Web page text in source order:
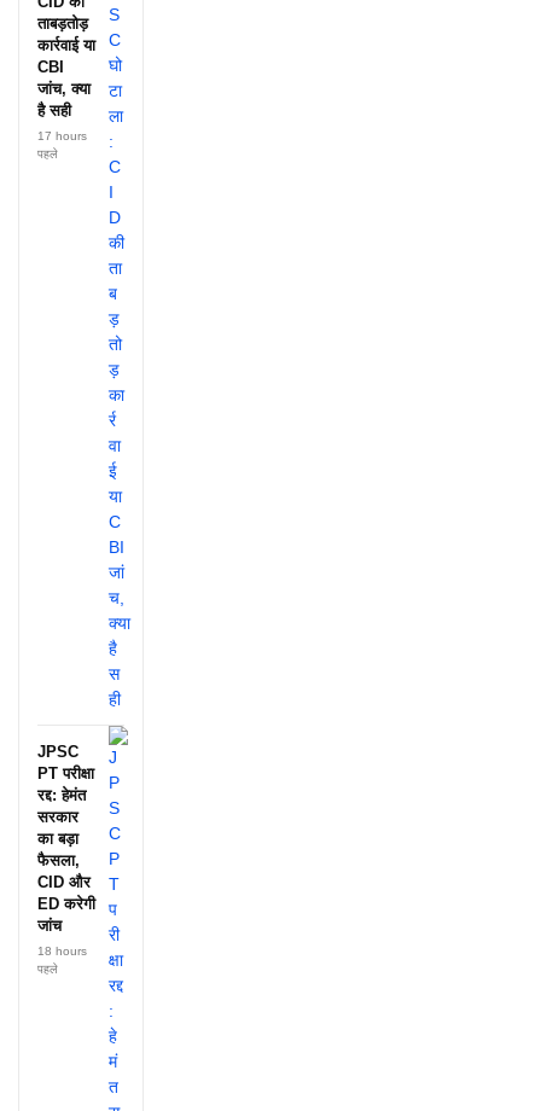
ताबड़तोड़
कार्रवाई या
CBI
जांच, क्या
है सही
17 hours
पहले
JPSC
PT परीक्षा
रद्द: हेमंत
सरकार
का बड़ा
फैसला,
CID और
ED करेगी
जांच
18 hours
पहले